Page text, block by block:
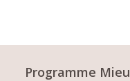
Programme